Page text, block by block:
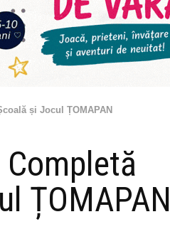
și Jocul ȚOMAPAN
ȚOMAPAN